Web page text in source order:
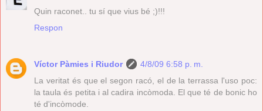
Quin raconet.. tu sí que vius bé ;)!!!
Respon
Víctor Pàmies i Riudor
4/8/09 6:58 p. m.
La veritat és que el segon racó, el de la terrassa l'uso poc:
la taula és petita i al cadira incòmoda. El que té de bonic ho
té d'incòmode.